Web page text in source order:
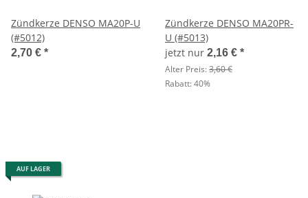
Zündkerze DENSO MA20P-U
(#5012)
2,70 € *
Zündkerze DENSO MA20PR-
U (#5013)
jetzt nur 2,16 € *
Alter Preis:3,60 €
Rabatt:40%
AUF LAGER